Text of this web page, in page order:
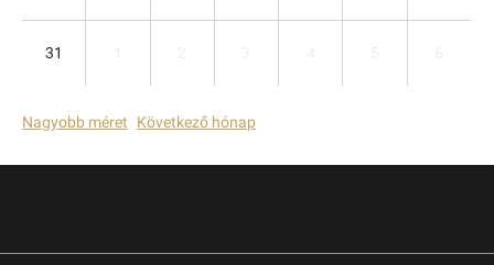
31
Nagyobb méret Következő hónap